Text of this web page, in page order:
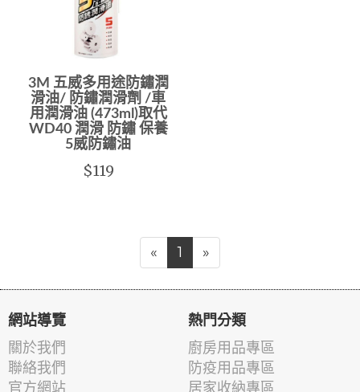
3M 五威多用途防鏽潤
滑油/ 防鏽潤滑劑 /車
用潤滑油 (473ml)取代
WD40 潤滑 防鏽 保養
5威防鏽油
$119
« 1 »
網站導覽
關於我們
聯絡我們
官方網站
熱門分類
廚房用品專區
防疫用品專區
居家收納專區